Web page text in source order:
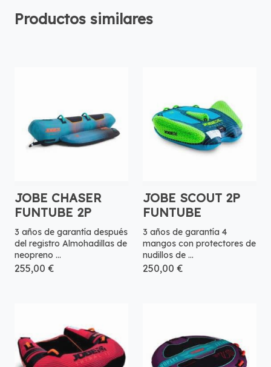
Productos similares
JOBE CHASER
FUNTUBE 2P
3 años de garantía después
del registro Almohadillas de
neopreno ...
255,00 €
JOBE SCOUT 2P
FUNTUBE
3 años de garantía 4
mangos con protectores de
nudillos de ...
250,00 €